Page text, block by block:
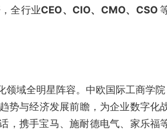
全行业CEO、CIO、CMO、CSO
域全明星阵容。中欧国际工商学
势与经济发展前瞻，为企业数字化
，携手宝马、施耐德电气、家乐福